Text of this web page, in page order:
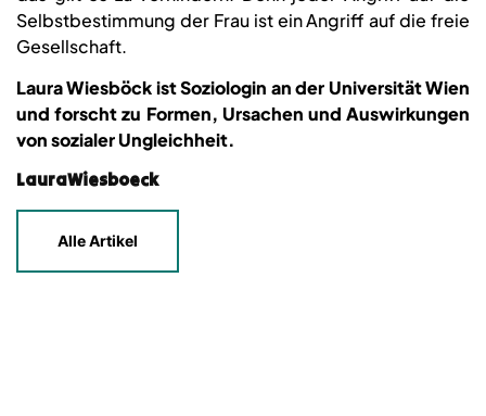
Selbstbestimmung der Frau ist ein Angriff auf die freie
Gesellschaft.
Laura Wiesböck ist Soziologin an der Universität Wien
und forscht zu Formen, Ursachen und Auswirkungen
von sozialer Ungleichheit.
LauraWiesboeck
Alle Artikel